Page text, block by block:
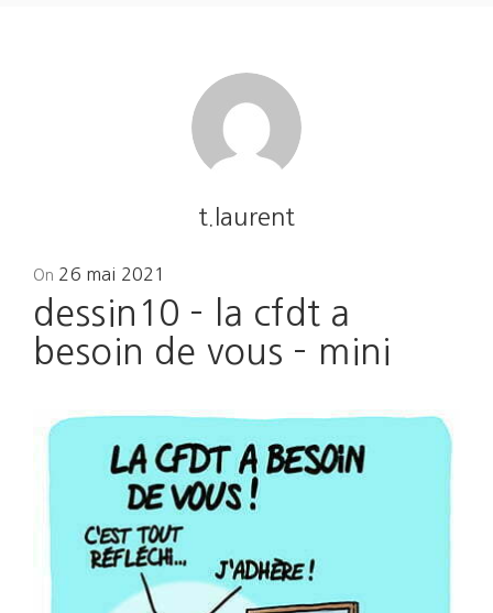
t.laurent
On Posted
26 mai 2021
dessin10 – la cfdt a
besoin de vous – mini